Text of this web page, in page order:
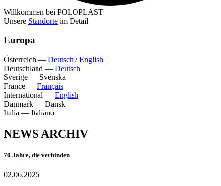
Willkommen bei POLOPLAST
Unsere Standorte im Detail
Europa
Österreich — Deutsch /English
Deutschland — Deutsch
Sverige — Svenska
France — Français
International — English
Danmark — Dansk
Italia — Italiano
NEWS ARCHIV
70 Jahre, die verbinden
02.06.2025